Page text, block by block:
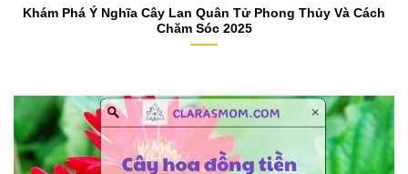
Khám Phá Ý Nghĩa Cây Lan Quân Tử Phong Thủy Và Cách
Chăm Sóc 2025